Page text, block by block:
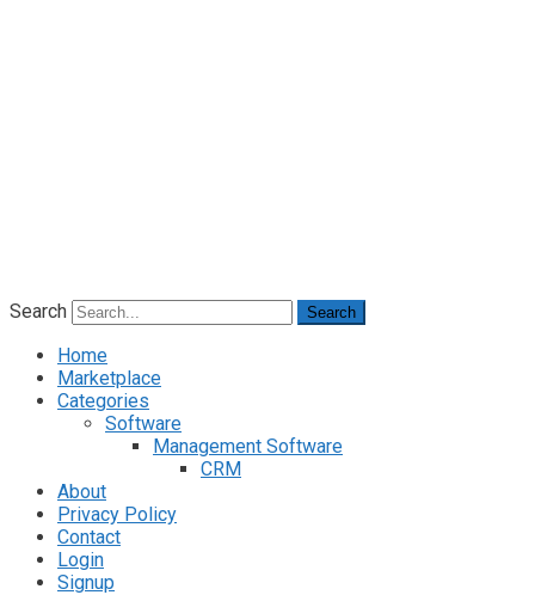
Search Search
Home
Marketplace
Categories
Software
Management Software
CRM
About
Privacy Policy
Contact
Login
Signup